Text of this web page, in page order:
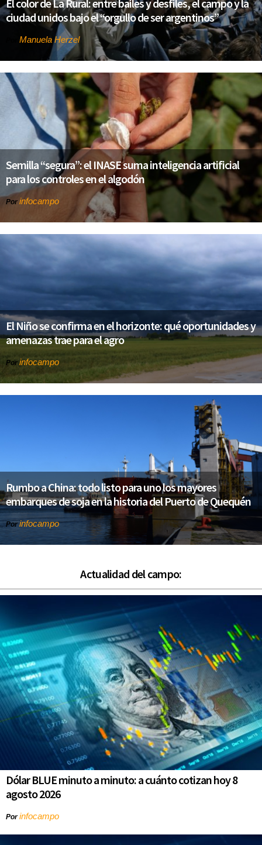
El color de La Rural: entre bailes y desfiles, el campo y la
ciudad unidos bajo el “orgullo de ser argentinos”
Manuela Herzel
Semilla “segura”: el INASE suma inteligencia artificial
para los controles en el algodón
Por infocampo
El Niño se confirma en el horizonte: qué oportunidades y
amenazas trae para el agro
Por infocampo
Rumbo a China: todo listo para uno los mayores
embarques de soja en la historia del Puerto de Quequén
Porinfocampo
Actualidad del campo:
Dólar BLUE minuto a minuto: a cuánto cotizan hoy 8
agosto 2026
Porinfocampo